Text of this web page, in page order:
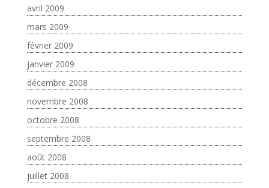
avril 2009
mars 2009
février 2009
janvier 2009
décembre 2008
novembre 2008
octobre 2008
septembre 2008
août 2008
juillet 2008